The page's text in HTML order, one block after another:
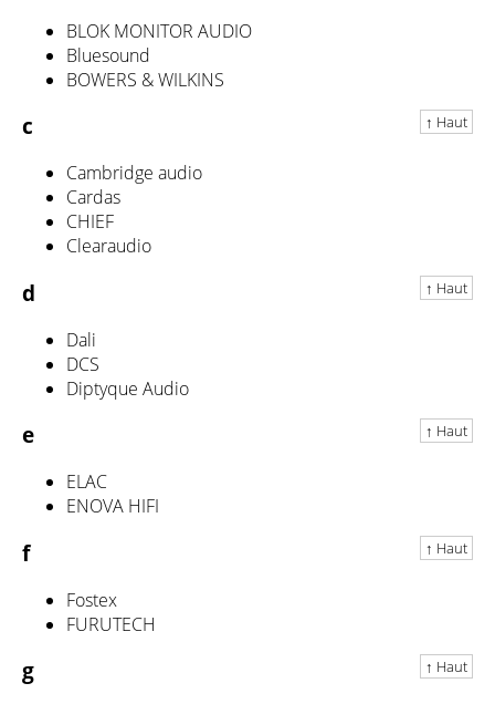
BLOK MONITOR AUDIO
Bluesound
BOWERS & WILKINS
↑ Haut
c
Cambridge audio
Cardas
CHIEF
Clearaudio
↑ Haut
d
Dali
DCS
Diptyque Audio
↑ Haut
e
ELAC
ENOVA HIFI
↑ Haut
f
Fostex
FURUTECH
↑ Haut
g